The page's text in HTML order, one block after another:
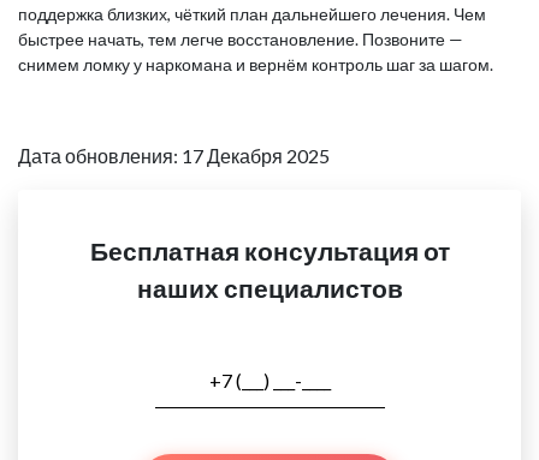
поддержка близких, чёткий план дальнейшего лечения. Чем
быстрее начать, тем легче восстановление. Позвоните —
снимем ломку у наркомана и вернём контроль шаг за шагом.
Дата обновления: 17 Декабря 2025
Бесплатная консультация от
наших специалистов